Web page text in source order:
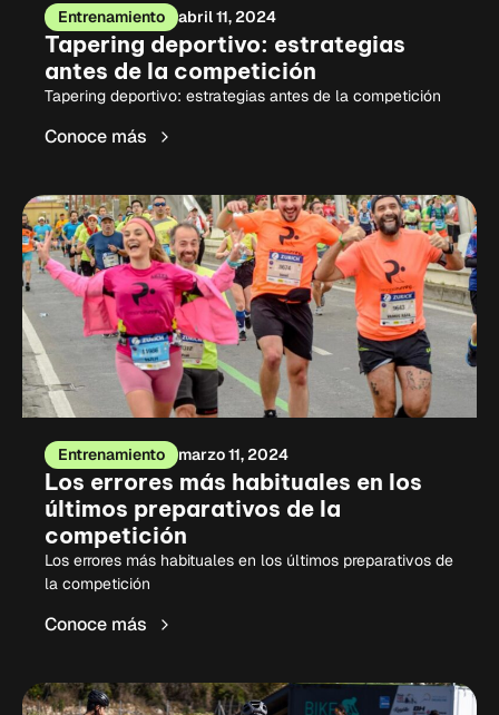
Entrenamiento abril 11, 2024
Tapering deportivo: estrategias
antes de la competición
Tapering deportivo: estrategias antes de la competición
Conoce más
Entrenamiento marzo 11, 2024
Los errores más habituales en los
últimos preparativos de la
competición
Los errores más habituales en los últimos preparativos de
la competición
Conoce más